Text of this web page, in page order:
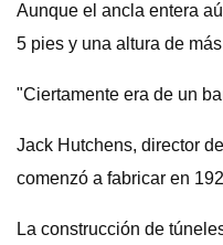
Aunque el ancla entera
5 pies y una altura de
"Ciertamente era de un
Jack Hutchens, director
comenzó a fabricar en
La construcción de